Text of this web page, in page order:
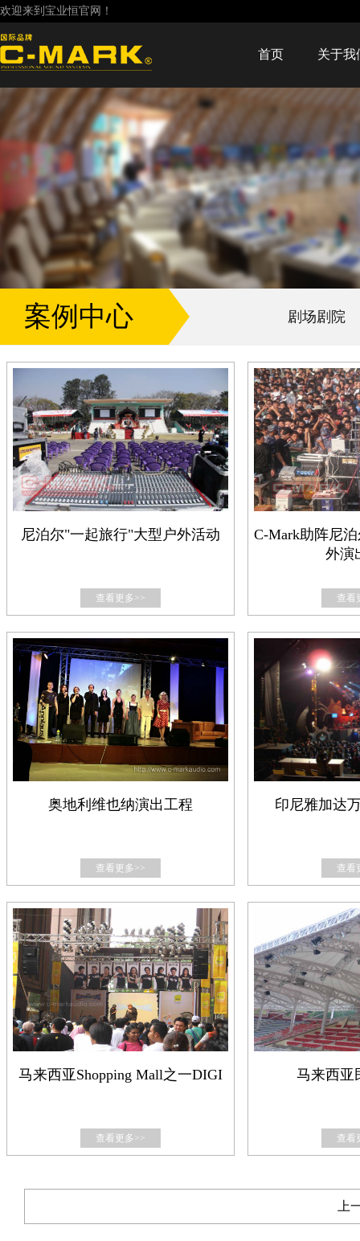
欢迎来到宝业恒官网！
首页 关于我
案例中心 剧场剧院
尼泊尔"一起旅行"大型户外活动
查看更多>>
C-Mark助阵尼
外演
查看
奥地利维也纳演出工程
查看更多>>
印尼雅加达
查看
马来西亚Shopping Mall之一DIGI
查看更多>>
马来西亚
查看
上